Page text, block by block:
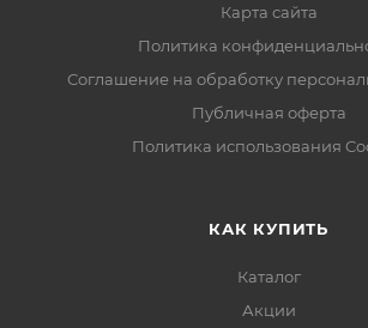
Карта сайта
Политика
Соглашение на обработку
Публичная оферта
Политика использования
КАК КУПИТЬ
Каталог
Акции